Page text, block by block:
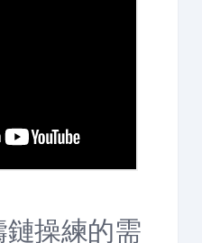
操練的需